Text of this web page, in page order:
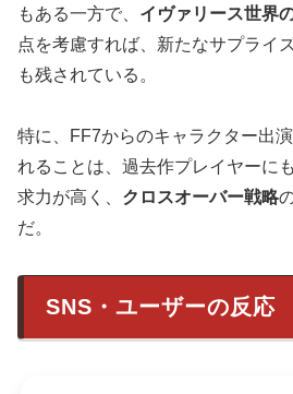
もある一方で、 イヴァリース世界
点を考慮すれば、新たなサプライ
も残されている。
特に、FF7からのキャラクター出
れることは、過去作プレイヤーに
求力が高く、 クロスオーバー戦略
だ。
SNS・ユーザーの反応